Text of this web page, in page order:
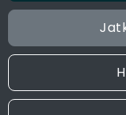
© 2024 Joen